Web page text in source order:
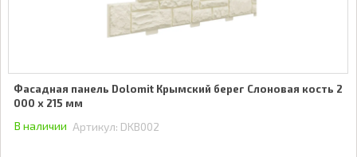
Фасадная панель Dolomit Крымский берег Слоновая кость 2
000 x 215 мм
В наличии Артикул: DKB002